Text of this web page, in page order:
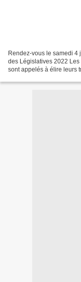
Rendez-vous le samedi 4
des Législatives 2022
sont appelés à élire leurs